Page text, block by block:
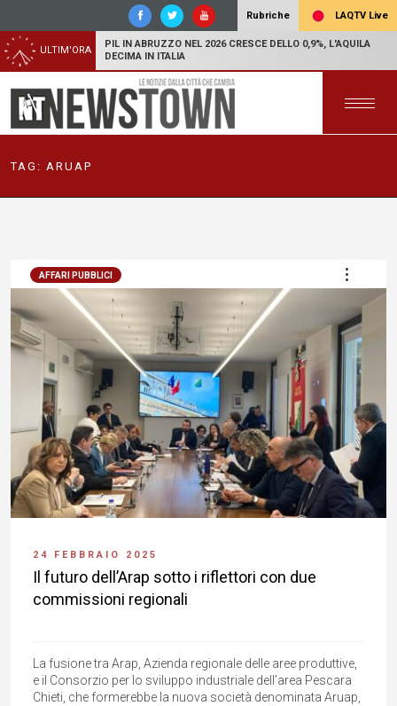
Rubriche LAQTV Live
ULTIM'ORA
PIL IN ABRUZZO NEL 2026 CRESCE DELLO 0,9%, L'AQUILA
DECIMA IN ITALIA
TAG: ARUAP
AFFARI PUBBLICI
24 FEBBRAIO 2025
Il futuro dell’Arap sotto i riflettori con due
commissioni regionali
La fusione tra Arap, Azienda regionale delle aree produttive,
e il Consorzio per lo sviluppo industriale dell’area Pescara
Chieti, che formerebbe la nuova società denominata Aruap,